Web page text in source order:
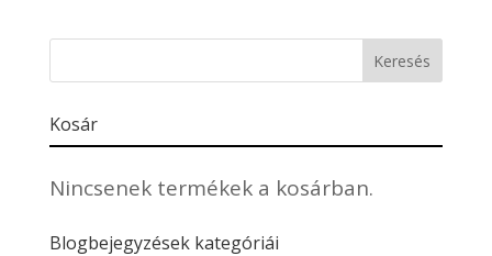
Kosár
Nincsenek termékek a kosárban.
Blogbejegyzések kategóriái